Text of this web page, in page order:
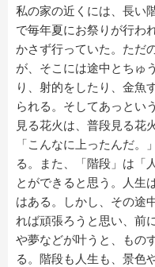
私の家の近くには、長い
で毎年夏にお祭りが行わ
かさず行っていた。ただ
が、そこには途中とちゅ
り、射的をしたり、金魚
られる。そしてあっとい
見る花火は、普段見る花
「こんなに上ったんだ。
る。また、「階段」は「
とができると思う。人生
はある。しかし、その途
れば頑張ろうと思い、前
や夢などが叶うと、もの
る。階段も人生も、景色